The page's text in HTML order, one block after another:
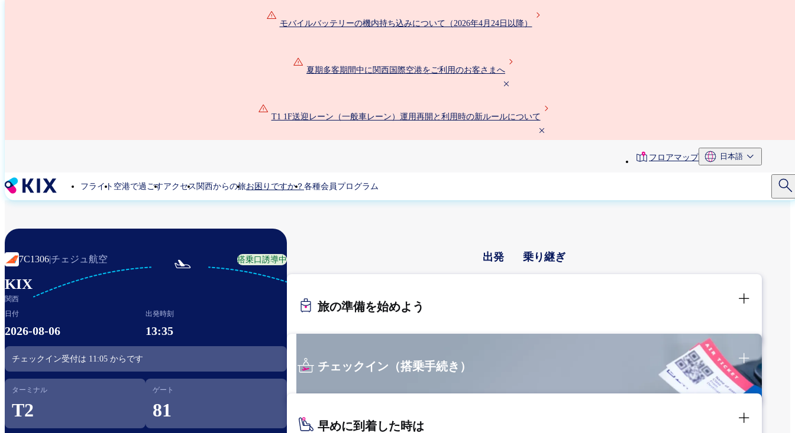
モバイルバッテリーの機内持ち込みについて（2026年4月24日以降）
夏期多客期間中に関西国際空港をご利用のお客さまへ
T1 1F送迎レーン（一般車レーン）運用再開と利用時の新ルールについて
toolbarフロアマップ 日本語
フライト 空港で過ごすアクセス 関西からの旅お困りですか？ 各種会員プログラム
7C1306|チェジュ航空 搭乗口誘導中
KIX
関西

ソウル
（仁
日付
2026-08-06
出発時刻
13:35
チェックイン受付は 11:05 からです​
ターミナル
T2
ゲート
81
出発 乗り継ぎ
旅の準備を始めよう
チェックイン（搭乗手続き）
早めに到着した時は